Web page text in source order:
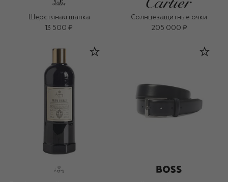
Шерстяная шапка
13 500 ₽
Солнцезащитные очки
205 000 ₽